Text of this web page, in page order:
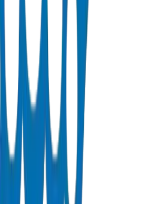
des Tuyaux Pression PVC à
exigences des tours de Dubaï et guide
UPVC pour Sols Salins —